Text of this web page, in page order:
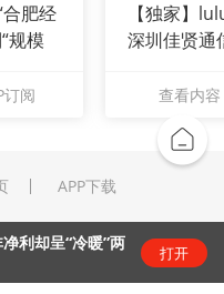
合肥经
规模
订阅
【独家】
深圳佳贤通
查看内容
APP下载
利却呈“冷暖”两
打开